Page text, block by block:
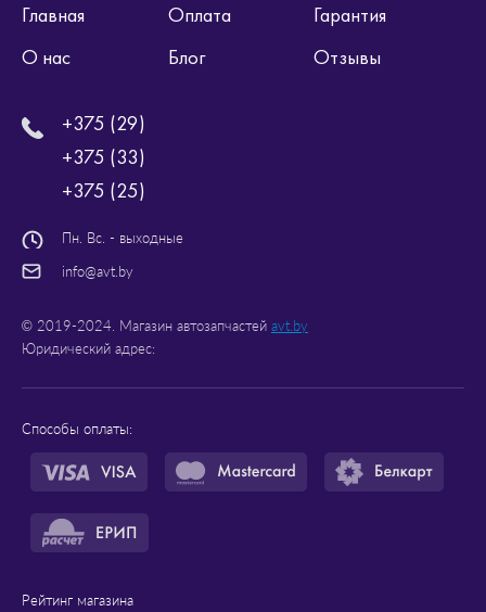
Главная Оплата
Гарантия
О нас
Блог Отзывы
+375 (29)
+375 (33)
+375 (25)
Пн. Вс. - выходные
info@avt.by
© 2019-2024. Магазин автозапчастей avt.by
Юридический адрес:
Способы оплаты:
Рейтинг магазина